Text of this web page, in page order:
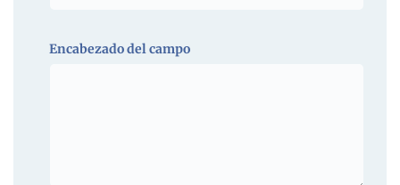
Encabezado del campo